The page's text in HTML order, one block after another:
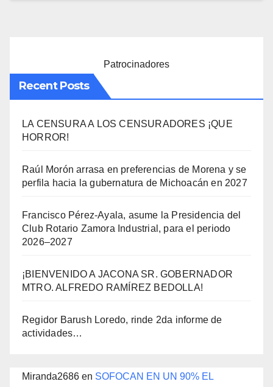
Patrocinadores
Recent Posts
LA CENSURA A LOS CENSURADORES ¡QUE
HORROR!
Raúl Morón arrasa en preferencias de Morena y se
perfila hacia la gubernatura de Michoacán en 2027
Francisco Pérez-Ayala, asume la Presidencia del
Club Rotario Zamora Industrial, para el periodo
2026–2027
¡BIENVENIDO A JACONA SR. GOBERNADOR
MTRO. ALFREDO RAMÍREZ BEDOLLA!
Regidor Barush Loredo, rinde 2da informe de
actividades…
Miranda2686 en SOFOCAN EN UN 90% EL